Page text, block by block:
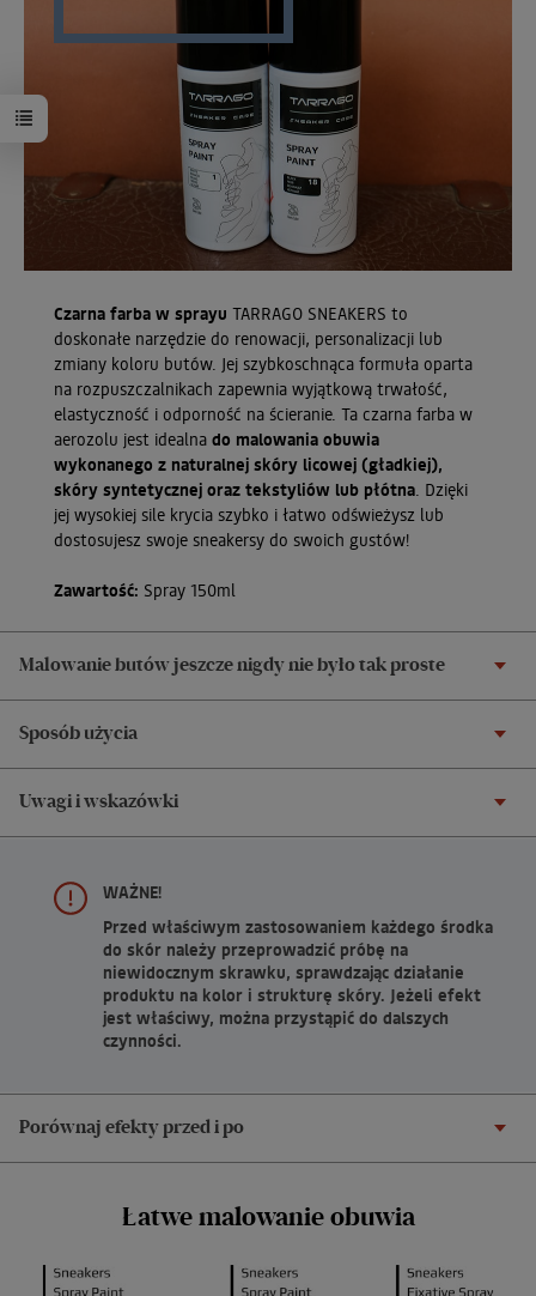
Czarna farba w sprayu TARRAGO SNEAKERS to
doskonałe narzędzie do renowacji, personalizacji lub
zmiany koloru butów. Jej szybkoschnąca formuła oparta
na rozpuszczalnikach zapewnia wyjątkową trwałość,
elastyczność i odporność na ścieranie. Ta czarna farba w
aerozolu jest idealna do malowania obuwia
wykonanego z naturalnej skóry licowej (gładkiej),
skóry syntetycznej oraz tekstyliów lub płótna . Dzięki
jej wysokiej sile krycia szybko i łatwo odświeżysz lub
dostosujesz swoje sneakersy do swoich gustów!
Zawartość: Spray 150ml
Malowanie butów jeszcze nigdy nie było tak proste
Sposób użycia
Uwagi i wskazówki
WAŻNE!
Przed właściwym zastosowaniem każdego środka
do skór należy przeprowadzić próbę na
niewidocznym skrawku, sprawdzając działanie
produktu na kolor i strukturę skóry. Jeżeli efekt
jest właściwy, można przystąpić do dalszych
czynności.
Porównaj efekty przed i po
Łatwe malowanie obuwia